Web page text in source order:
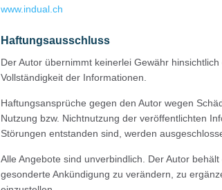
www.indual.ch
Haftungsausschluss
Der Autor übernimmt keinerlei Gewähr
Vollständigkeit der Informationen.
Haftungsansprüche gegen den Autor wegen
Nutzung bzw. Nichtnutzung der veröffentlichten
Störungen entstanden sind, werden
Alle Angebote sind unverbindlich. Der Autor
gesonderte Ankündigung zu verändern, zu